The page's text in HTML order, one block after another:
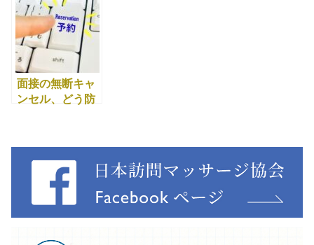
面接の無断キャ
ンセル、どう防